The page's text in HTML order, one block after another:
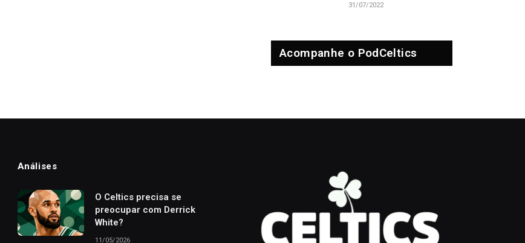
31/07/2022
Acompanhe o PodCeltics
Análises
O Celtics precisa se
preocupar com Derrick
White?
11/05/2026